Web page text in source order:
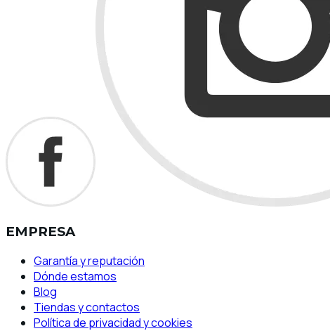
EMPRESA
Garantía y reputación
Dónde estamos
Blog
Tiendas y contactos
Política de privacidad y cookies